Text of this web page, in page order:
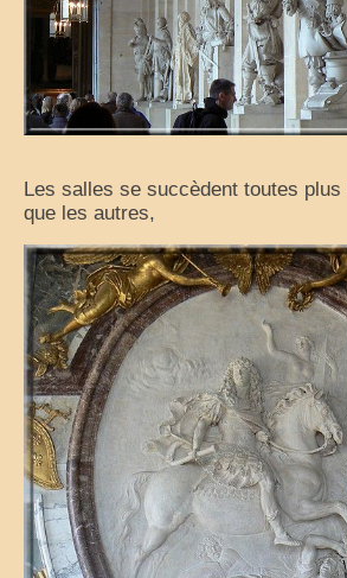
Les salles se succèdent toutes
que les autres,